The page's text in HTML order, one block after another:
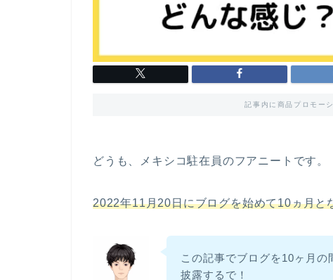
記事内に商品プロモー
どうも、メキシコ駐在員のフアニートです。
2022年11月20日にブログを始めて10ヵ月と
この記事でブログを10ヶ月
披露するで！